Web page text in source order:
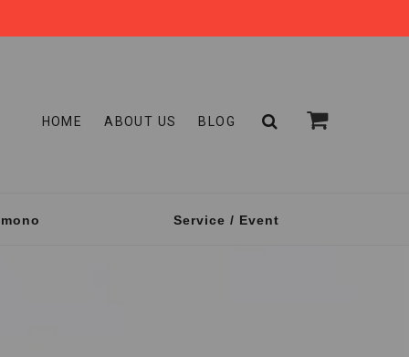
HOME ABOUT US BLOG
Service / Event